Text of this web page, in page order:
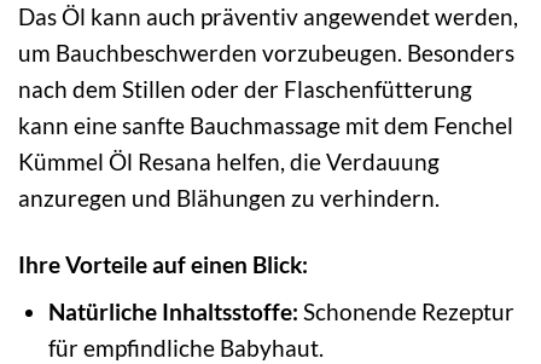
Das Öl kann auch präventiv angewendet werden,
um Bauchbeschwerden vorzubeugen. Besonders
nach dem Stillen oder der Flaschenfütterung
kann eine sanfte Bauchmassage mit dem Fenchel
Kümmel Öl Resana helfen, die Verdauung
anzuregen und Blähungen zu verhindern.
Ihre Vorteile auf einen Blick:
Natürliche Inhaltsstoffe: Schonende Rezeptur
für empfindliche Babyhaut.